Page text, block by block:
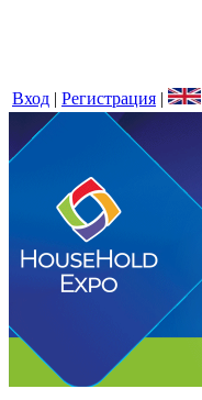
Вход | Регистрация |